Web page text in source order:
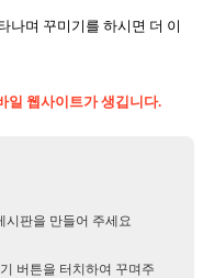
나며 꾸미기를 하시면 더 이
일 웹사이트가 생깁니다.
시판을 만들어 주세요
버튼을 터치하여 꾸며주